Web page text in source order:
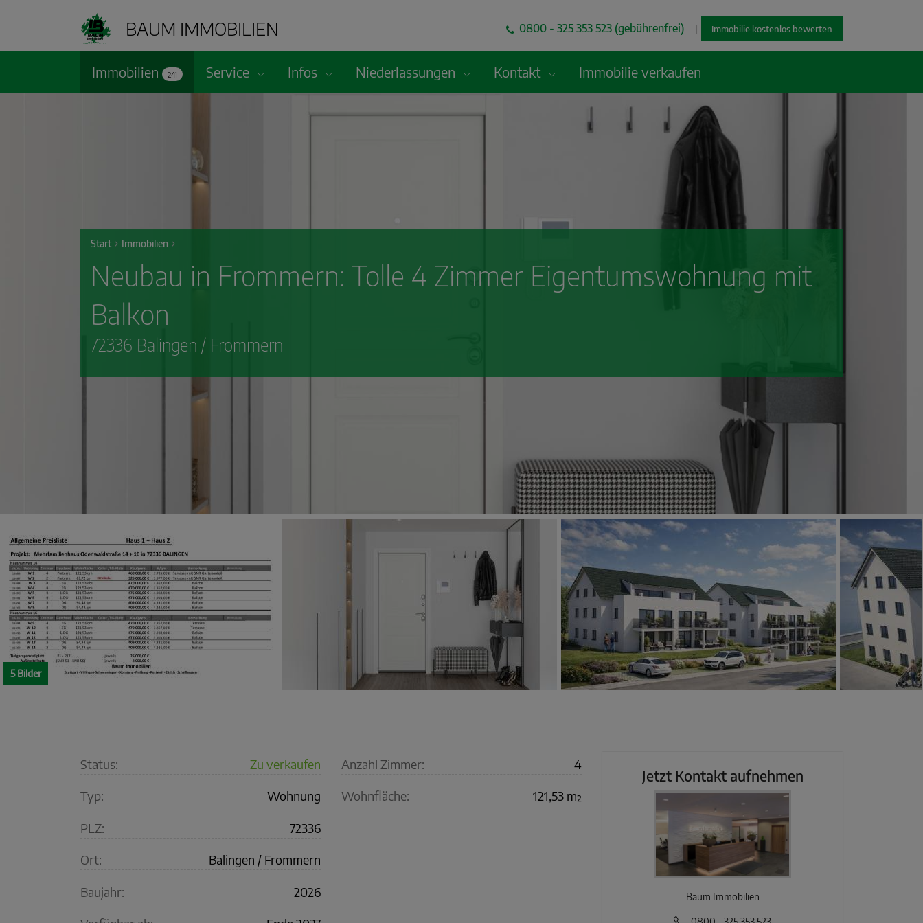
BAUM IMMOBILIEN 0800 - 325 353 523 (gebührenfrei) | Immobilie kostenlos bewerten
Immobilien 241 Service Infos Niederlassungen Kontakt Immobilie verkaufen
Start Immobilien
Neubau in Frommern: Tolle 4 Zimmer Eigentumswohnung mit
Balkon
72336 Balingen / Frommern
5 Bilder
Status: Zu verkaufen
Typ: Wohnung
PLZ: 72336
Ort: Balingen / Frommern
Baujahr: 2026
Anzahl Zimmer: 4
Wohnfläche: 121,53 m²
Jetzt Kontakt aufnehmen
Baum Immobilien